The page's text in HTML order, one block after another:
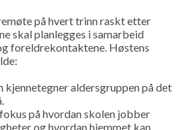
på hvert trinn raskt etter
skal planlegges i samarbeid
foreldrekontaktene. Høstens
aldersgruppen på det
på hvordan skolen jobber
og hvordan hjemmet kan